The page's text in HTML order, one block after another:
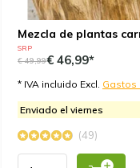
Mezcla de plantas
SRP
€ 49,99€ 46,99*
* IVA incluido Excl. Gastos
Enviado el viernes
(49)